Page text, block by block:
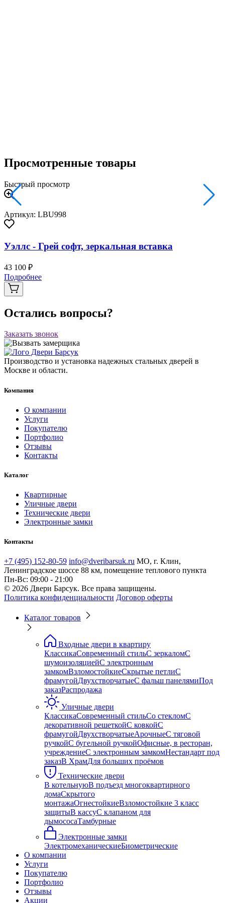
Просмотренные товары
Быстрый просмотр
Артикул: LBU998
Уэллс - Грей софт, зеркальная вставка
43 100 ₽
Подробнее
Остались вопросы?
Заказать звонок
Производство и установка надежных стальных дверей в
Москве и области.
Компания
О компании
Услуги
Покупателю
Портфолио
Отзывы
Контакты
Каталог
Квартирные
Уличные двери
Технические двери
Электронные замки
Контакты
+7 (495) 152-80-59 info@dveribarsuk.ru МО, г. Клин,
Ленинградское шоссе 88 км, помещение теплового пункта
Пн-Вс: 09:00 - 21:00
© 2026 Двери Барсук. Все права защищены.
Политика конфиденциальности Договор оферты
Каталог товаров
Входные двери в квартиру
КлассикаСовременный стильС зеркаломС
шумоизоляциейС электронным
замкомВзломостойкиеСкрытые петлиС
фрамугойДвухстворчатыеС фальш панелямиПод
заказРаспродажа
Уличные двери
КлассикаСовременный стильСо стекломС
декоративной решеткойС ковкойС
фрамугойДвухстворчатыеАрочныеС тяговой
ручкойС бугельной ручкойОфисные, в ресторан,
учреждениеС электронным замкомНестандарт под
заказВ ХрамДля больших проёмов
Технические двери
В котельнуюВ подъезд многоквартирного
домаСкрытого
монтажаОгнестойкиеВзломостойкие 3 класс
защитыВ кассуС клапаном для
дымососаТамбурные
Электронные замки
ЭлектромеханическиеБиометрические
О компании
Услуги
Покупателю
Портфолио
Отзывы
Акции